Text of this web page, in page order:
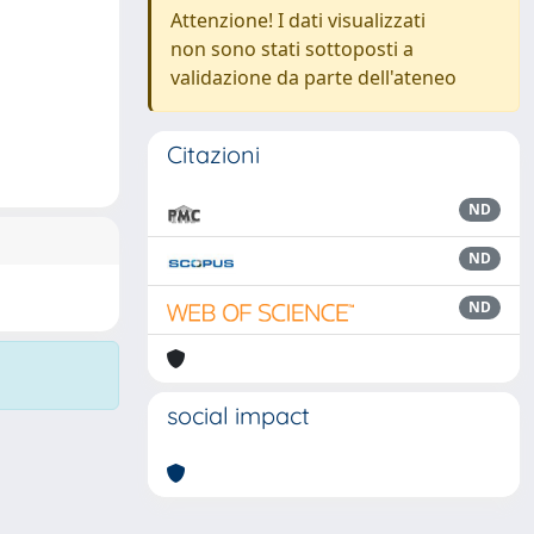
Attenzione! I dati visualizzati
non sono stati sottoposti a
validazione da parte dell'ateneo
Citazioni
ND
ND
ND
social impact